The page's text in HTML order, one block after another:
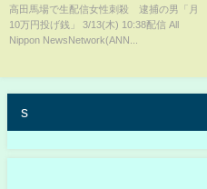
い”さん（22）、高野容疑者
（42）との金銭トラブル“借金
251万円” 金を返済要求も「無視
高田馬場で生配信女性刺殺 逮捕の男「月
10万円投げ銭」 3/13(木) 10:38配信 All
Nippon NewsNetwork(ANN...
s